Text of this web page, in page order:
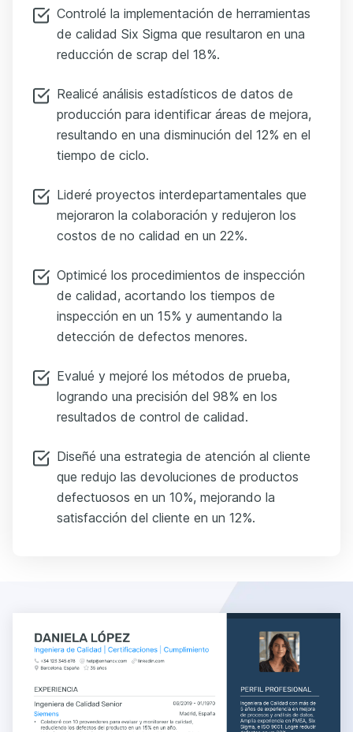
Controlé la implementación de herramientas
de calidad Six Sigma que resultaron en una
reducción de scrap del 18%.
Realicé análisis estadísticos de datos de
producción para identificar áreas de mejora,
resultando en una disminución del 12% en el
tiempo de ciclo.
Lideré proyectos interdepartamentales que
mejoraron la colaboración y redujeron los
costos de no calidad en un 22%.
Optimicé los procedimientos de inspección
de calidad, acortando los tiempos de
inspección en un 15% y aumentando la
detección de defectos menores.
Evalué y mejoré los métodos de prueba,
logrando una precisión del 98% en los
resultados de control de calidad.
Diseñé una estrategia de atención al cliente
que redujo las devoluciones de productos
defectuosos en un 10%, mejorando la
satisfacción del cliente en un 12%.